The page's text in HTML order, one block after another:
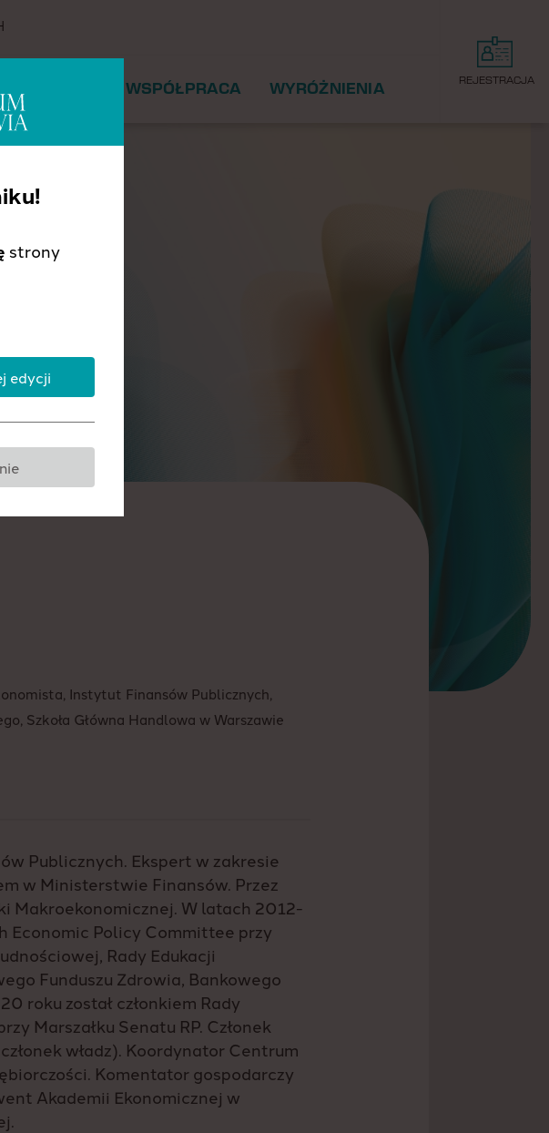
WSPÓŁPRACA WYRÓŻNIENIA
REJESTRACJA
Instytut Finansów Publicznych,
Szkoła Główna Handlowa w Warszawie
Publicznych. Ekspert w zakresie
w Ministerstwie Finansów. Przez
Makroekonomicznej. W latach 2012-
Economic Policy Committee przy
Rady Edukacji
Funduszu Zdrowia, Bankowego
roku został członkiem Rady
Marszałku Senatu RP. Członek
władz). Koordynator Centrum
Komentator gospodarczy
Akademii Ekonomicznej w
strony
edycji